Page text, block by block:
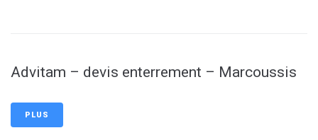
Advitam – devis enterrement – Marcoussis
PLUS